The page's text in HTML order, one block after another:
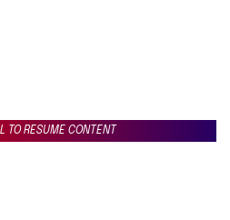
TO RESUME CONTENT